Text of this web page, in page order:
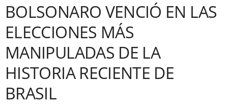
BOLSONARO VENCIÓ EN LAS
ELECCIONES MÁS
MANIPULADAS DE LA
HISTORIA RECIENTE DE
BRASIL